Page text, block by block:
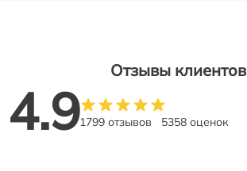
Отзывы клиентов
4.91799 отзывов 5358 оценок